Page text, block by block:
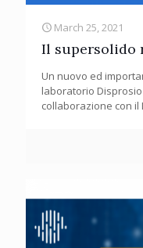
March 25, 2021
Il supersolido
Un nuovo ed
laboratorio Disprosio
collaborazione con il